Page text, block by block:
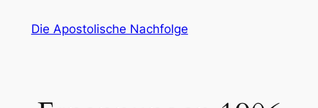
InhaltDie Apostolische Nachfolge